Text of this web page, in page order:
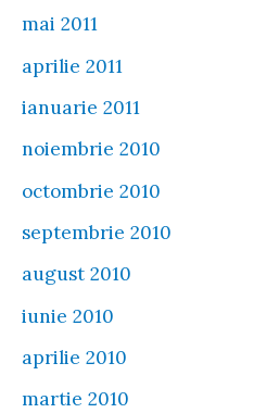
mai 2011
aprilie 2011
ianuarie 2011
noiembrie 2010
octombrie 2010
septembrie 2010
august 2010
iunie 2010
aprilie 2010
martie 2010